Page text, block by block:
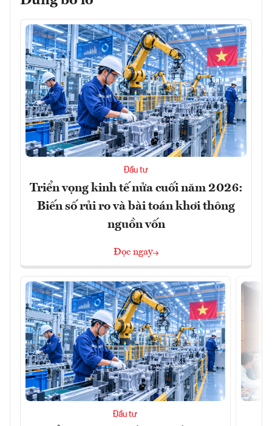
Đầu tư
Triển vọng kinh tế nửa cuối năm 2026:
Biến số rủi ro và bài toán khơi thông
nguồn vốn
Đọc ngay
Đầu tư